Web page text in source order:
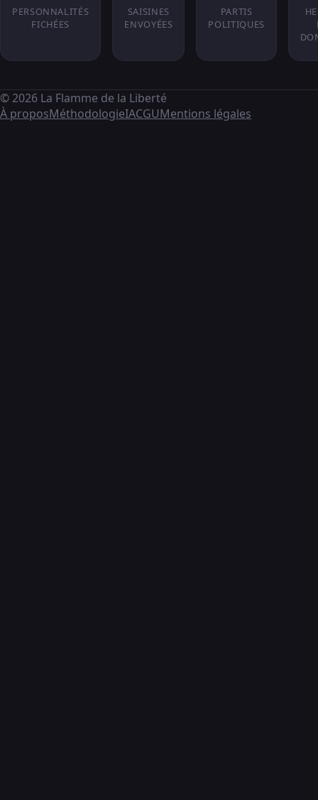
PERSONNALITÉS
FICHÉES
SAISINES
ENVOYÉES
PARTIS
POLITIQUES
© 2026 La Flamme de la Liberté
À proposMéthodologieIACGUMentions légales